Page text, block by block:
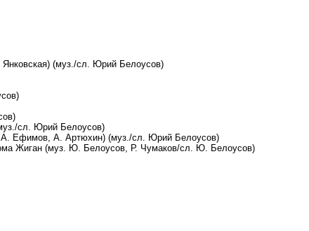
(муз./сл. Юрий Белоусов)
сл. Юрий Белоусов)
Ефимов, А. Артюхин) (муз./сл. Юрий Белоусов)
Жиган (муз. Ю. Белоусов, Р. Чумаков/сл. Ю. Белоусов)